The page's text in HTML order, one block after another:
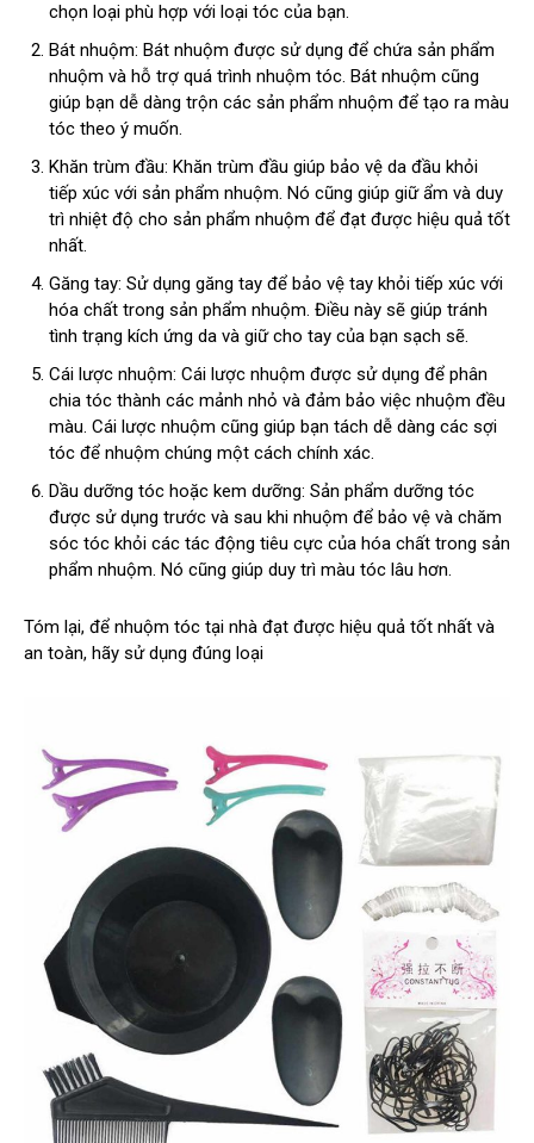
chọn loại phù hợp với loại tóc của bạn.
Bát nhuộm: Bát nhuộm được sử dụng để chứa sản phẩm
nhuộm và hỗ trợ quá trình nhuộm tóc. Bát nhuộm cũng
giúp bạn dễ dàng trộn các sản phẩm nhuộm để tạo ra màu
tóc theo ý muốn.
Khăn trùm đầu: Khăn trùm đầu giúp bảo vệ da đầu khỏi
tiếp xúc với sản phẩm nhuộm. Nó cũng giúp giữ ẩm và duy
trì nhiệt độ cho sản phẩm nhuộm để đạt được hiệu quả tốt
nhất.
Găng tay: Sử dụng găng tay để bảo vệ tay khỏi tiếp xúc với
hóa chất trong sản phẩm nhuộm. Điều này sẽ giúp tránh
tình trạng kích ứng da và giữ cho tay của bạn sạch sẽ.
Cái lược nhuộm: Cái lược nhuộm được sử dụng để phân
chia tóc thành các mảnh nhỏ và đảm bảo việc nhuộm đều
màu. Cái lược nhuộm cũng giúp bạn tách dễ dàng các sợi
tóc để nhuộm chúng một cách chính xác.
Dầu dưỡng tóc hoặc kem dưỡng: Sản phẩm dưỡng tóc
được sử dụng trước và sau khi nhuộm để bảo vệ và chăm
sóc tóc khỏi các tác động tiêu cực của hóa chất trong sản
phẩm nhuộm. Nó cũng giúp duy trì màu tóc lâu hơn.
Tóm lại, để nhuộm tóc tại nhà đạt được hiệu quả tốt nhất và
an toàn, hãy sử dụng đúng loại